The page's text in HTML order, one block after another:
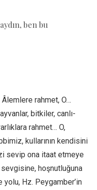
ben bu
Âlemlere rahmet, O…
bitkiler, canlı-
rahmet… O,
kullarının kendisini
sevip ona itaat etmeye
sevgisine, hoşnutluğuna
yolu, Hz. Peygamber’in